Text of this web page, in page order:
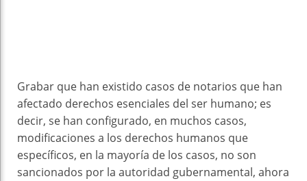
Grabar que han existido casos de notarios que han
afectado derechos esenciales del ser humano; es
decir, se han configurado, en muchos casos,
modificaciones a los derechos humanos que
específicos, en la mayoría de los casos, no son
sancionados por la autoridad gubernamental, ahora